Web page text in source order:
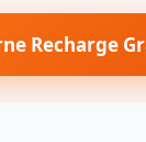
Recharge